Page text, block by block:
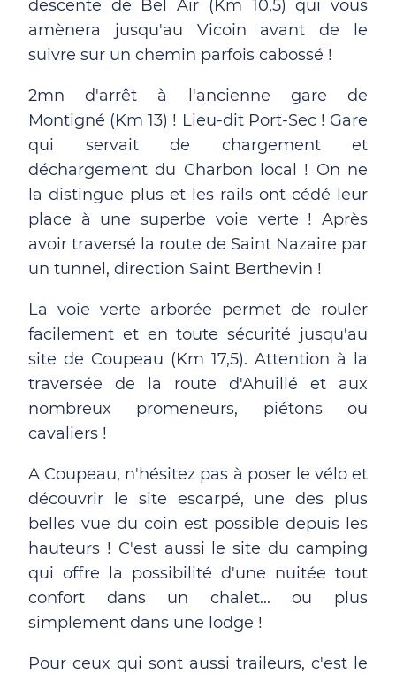
descente de Bel Air (Km 10,5) qui vous
amènera jusqu'au Vicoin avant de le
suivre sur un chemin parfois cabossé !
2mn d'arrêt à l'ancienne gare de
Montigné (Km 13) ! Lieu-dit Port-Sec ! Gare
qui servait de chargement et
déchargement du Charbon local ! On ne
la distingue plus et les rails ont cédé leur
place à une superbe voie verte ! Après
avoir traversé la route de Saint Nazaire par
un tunnel, direction Saint Berthevin !
La voie verte arborée permet de rouler
facilement et en toute sécurité jusqu'au
site de Coupeau (Km 17,5). Attention à la
traversée de la route d'Ahuillé et aux
nombreux promeneurs, piétons ou
cavaliers !
A Coupeau, n'hésitez pas à poser le vélo et
découvrir le site escarpé, une des plus
belles vue du coin est possible depuis les
hauteurs ! C'est aussi le site du camping
qui offre la possibilité d'une nuitée tout
confort dans un chalet... ou plus
simplement dans une lodge !
Pour ceux qui sont aussi traileurs, c'est le